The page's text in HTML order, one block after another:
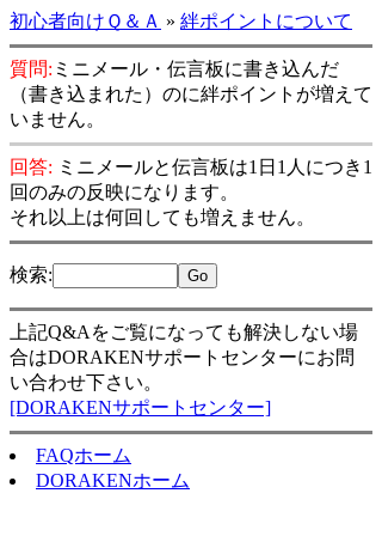
初心者向けＱ＆Ａ » 絆ポイントについて
質問: ミニメール・伝言板に書き込んだ
（書き込まれた）のに絆ポイントが増えて
いません。
回答: ミニメールと伝言板は1日1人につき1
回のみの反映になります。
それ以上は何回しても増えません。
検索:
上記Q&Aをご覧になっても解決しない場
合はDORAKENサポートセンターにお問
い合わせ下さい。
[DORAKENサポートセンター]
FAQホーム
DORAKENホーム